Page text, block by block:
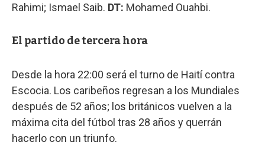
Rahimi; Ismael Saib. DT: Mohamed Ouahbi.
El partido de tercera hora
Desde la hora 22:00 será el turno de Haití contra
Escocia. Los caribeños regresan a los Mundiales
después de 52 años; los británicos vuelven a la
máxima cita del fútbol tras 28 años y querrán
hacerlo con un triunfo.